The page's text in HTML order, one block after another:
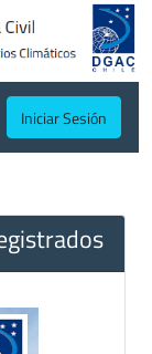
Iniciar Sesión